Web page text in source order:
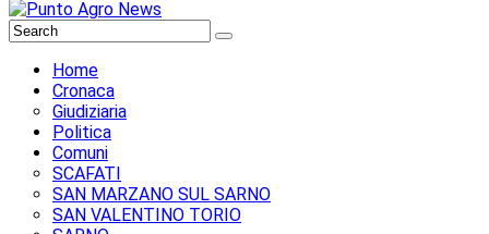
Home
Cronaca
Giudiziaria
Politica
Comuni
SCAFATI
SAN MARZANO SUL SARNO
SAN VALENTINO TORIO